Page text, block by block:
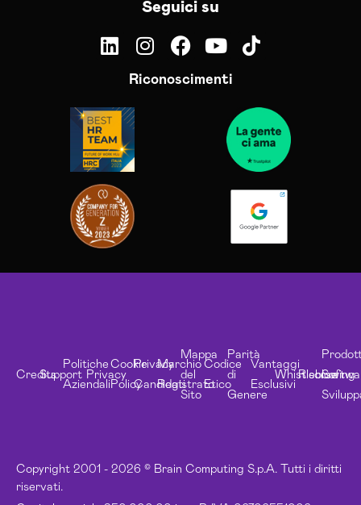
Seguici su
Riconoscimenti
Copyright 2001 - 2026 © Brain Computing S.p.A. Tutti i diritti
riservati.
CreditsSupport
Politiche
Aziendali
Privacy
Cookie
Policy
Privacy
Candidati
Marchio
Registrato
Mappa
del
Sito
Codice
Etico
Parità
di
Genere
Vantaggi
Esclusivi
Whistleblowing
Risorse